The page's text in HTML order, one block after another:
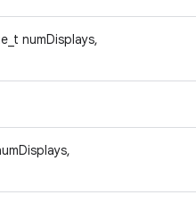
numDisplays,